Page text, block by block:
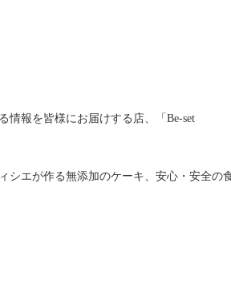
情報を皆様にお届けする店、「Be-set
シエが作る無添加のケーキ、安心・安全の